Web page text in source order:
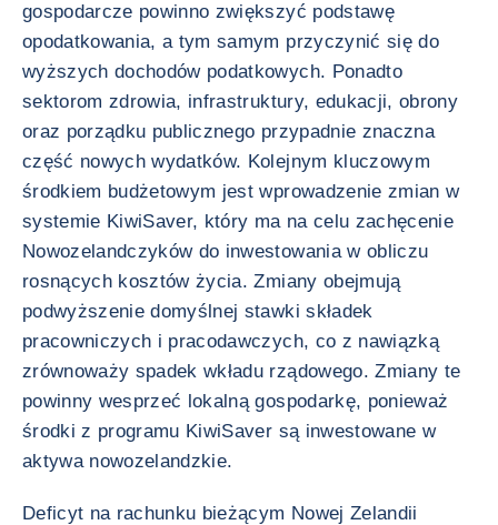
gospodarcze powinno zwiększyć podstawę
opodatkowania, a tym samym przyczynić się do
wyższych dochodów podatkowych. Ponadto
sektorom zdrowia, infrastruktury, edukacji, obrony
oraz porządku publicznego przypadnie znaczna
część nowych wydatków. Kolejnym kluczowym
środkiem budżetowym jest wprowadzenie zmian w
systemie KiwiSaver, który ma na celu zachęcenie
Nowozelandczyków do inwestowania w obliczu
rosnących kosztów życia. Zmiany obejmują
podwyższenie domyślnej stawki składek
pracowniczych i pracodawczych, co z nawiązką
zrównoważy spadek wkładu rządowego. Zmiany te
powinny wesprzeć lokalną gospodarkę, ponieważ
środki z programu KiwiSaver są inwestowane w
aktywa nowozelandzkie.
Deficyt na rachunku bieżącym Nowej Zelandii